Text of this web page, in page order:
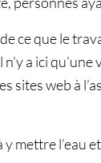
ce que le
a ici
sites web à
y mettre